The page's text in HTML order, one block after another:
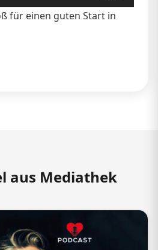
für einen guten Start in
aus Mediathek